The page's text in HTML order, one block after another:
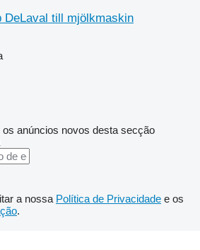
DeLaval till mjölkmaskin
anúncios novos desta secção
a nossa Política de Privacidade e os
.